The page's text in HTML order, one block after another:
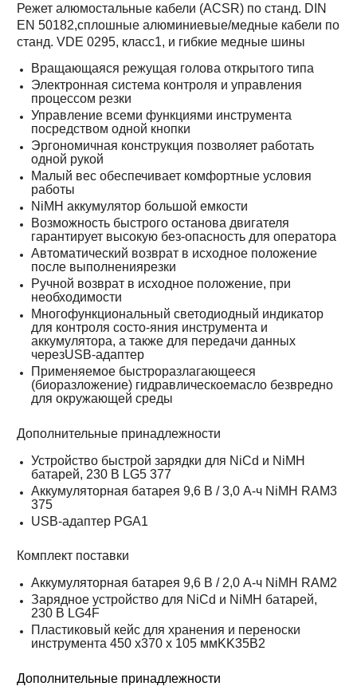
Режет алюмостальные кабели (ACSR) по станд. DIN
EN 50182,сплошные алюминиевые/медные кабели по
станд. VDE 0295, класс1, и гибкие медные шины
Вращающаяся режущая голова открытого типа
Электронная система контроля и управления
процессом резки
Управление всеми функциями инструмента
посредством одной кнопки
Эргономичная конструкция позволяет работать
одной рукой
Малый вес обеспечивает комфортные условия
работы
NiMH аккумулятор большой емкости
Возможность быстрого останова двигателя
гарантирует высокую без-опасность для оператора
Автоматический возврат в исходное положение
после выполнениярезки
Ручной возврат в исходное положение, при
необходимости
Многофункциональный светодиодный индикатор
для контроля состо-яния инструмента и
аккумулятора, а также для передачи данных
черезUSB-адаптер
Применяемое быстроразлагающееся
(биоразложение) гидравлическоемасло безвредно
для окружающей среды
Дополнительные принадлежности
Устройство быстрой зарядки для NiCd и NiMH
батарей, 230 В LG5 377
Аккумуляторная батарея 9,6 В / 3,0 А-ч NiMH RAM3
375
USB-адаптер PGA1
Комплект поставки
Аккумуляторная батарея 9,6 В / 2,0 А-ч NiMH RAM2
Зарядное устройство для NiCd и NiMH батарей,
230 В LG4F
Пластиковый кейс для хранения и переноски
инструмента 450 x370 x 105 ммKK35B2
Дополнительные принадлежности